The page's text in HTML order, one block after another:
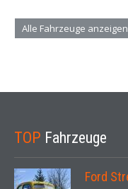
Alle Fahrzeuge anzeigen
TOP Fahrzeuge